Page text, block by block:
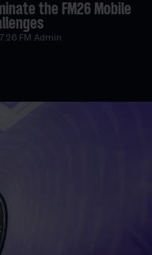
the FM26 Mobile
FM Admin